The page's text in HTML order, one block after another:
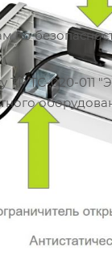
по
ТР ТС-020-011